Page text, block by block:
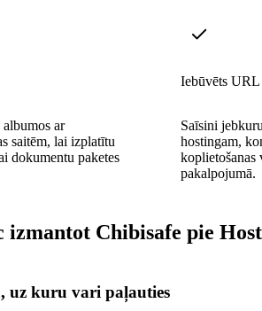
albumos ar
saitēm, lai izplatītu
dokumentu paketes
Iebūvēts URL
Saīsini
hostingam,
koplietošanas
pakalpojumā.
izmantot Chibisafe pie
uz kuru vari paļauties